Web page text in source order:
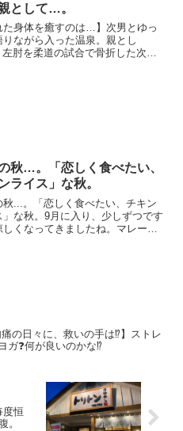
として…。
た身体を癒すのは…】次男とゆっ
りながら入った温泉。親とし
肘を柔道の試合で骨折した次
秋…。「恋しく食べたい、
ライス」な秋。
秋...。「恋しく食べたい、チキン
」な秋。9月に入り、少しずつです
くなってきましたね。マレーシ
痛の日々に、救いの手は⁉️】ストレ
ガ❓何が良いのかな⁉️
度恒
。